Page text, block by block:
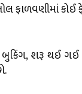
ફાળવણીમાં કોઈ
શરૂ થઈ ગઈ